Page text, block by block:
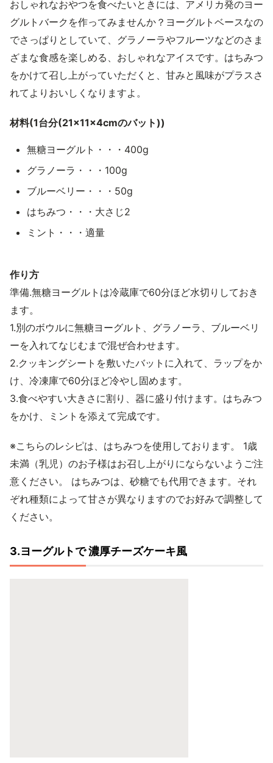
おしゃれなおやつを食べたいときには、アメリカ発のヨー
グルトバークを作ってみませんか？ヨーグルトベースなの
でさっぱりとしていて、グラノーラやフルーツなどのさま
ざまな食感を楽しめる、おしゃれなアイスです。はちみつ
をかけて召し上がっていただくと、甘みと風味がプラスさ
れてよりおいしくなりますよ。
材料(1台分(21×11×4cmのバット))
無糖ヨーグルト・・・400g
グラノーラ・・・100g
ブルーベリー・・・50g
はちみつ・・・大さじ2
ミント・・・適量
作り方
準備.無糖ヨーグルトは冷蔵庫で60分ほど水切りしておき
ます。
1.別のボウルに無糖ヨーグルト、グラノーラ、ブルーベリ
ーを入れてなじむまで混ぜ合わせます。
2.クッキングシートを敷いたバットに入れて、ラップをか
け、冷凍庫で60分ほど冷やし固めます。
3.食べやすい大きさに割り、器に盛り付けます。はちみつ
をかけ、ミントを添えて完成です。
※こちらのレシピは、はちみつを使用しております。 1歳
未満（乳児）のお子様はお召し上がりにならないようご注
意ください。 はちみつは、砂糖でも代用できます。それ
ぞれ種類によって甘さが異なりますのでお好みで調整して
ください。
3.ヨーグルトで 濃厚チーズケーキ風